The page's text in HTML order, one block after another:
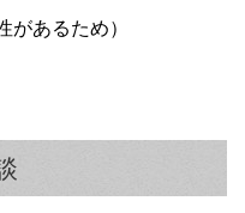
があるため）